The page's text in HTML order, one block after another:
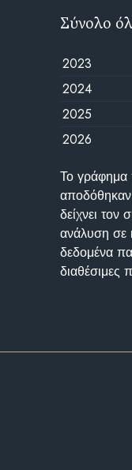
Σύνολο
2023
2024
2025
2026
Το γράφημα
αποδόθηκαν
δείχνει
ανάλυση σε
δεδομένα
διαθέσιμες